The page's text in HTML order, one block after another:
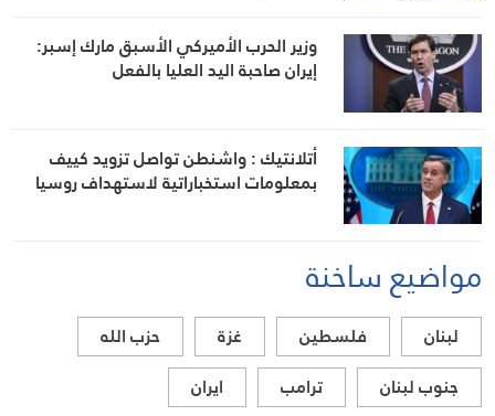
وزير الحرب الأميركي الأسبق مارك إسبر:
إيران صاحبة اليد العليا بالفعل
أتلانتيك : واشنطن تواصل تزويد كييف
بمعلومات استخباراتية لاستهداف روسيا
مواضيع ساخنة
لبنان فلسطين غزة
حزب الله
جنوب لبنان
ترامب
ايران